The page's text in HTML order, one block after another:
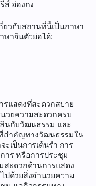
ส์ ฮ่องกง
ยวกับสถานที่นี้เป็นภาษา
ษาจีนตัวย่อได้:
รแสดงที่สะดวกสบาย
วยความสะดวกครบ
ลินกับวัฒนธรรม และ
สำคัญทางวัฒนธรรมใน
เป็นการเต้นรำ การ
าร หรือการประชุม
สะดวกด้านการแสดง
ปด้วยสิ่งอำนวยความ